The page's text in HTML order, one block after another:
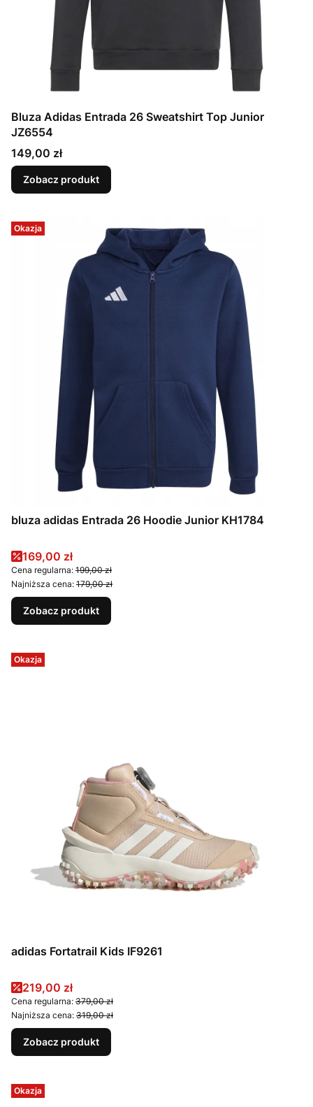
Bluza Adidas Entrada 26 Sweatshirt Top Junior
JZ6554
Cena
149,00 zł
Zobacz produkt
Okazja
bluza adidas Entrada 26 Hoodie Junior KH1784
Cena promocyjna
169,00 zł
Cena regularna: 199,00 zł
Najniższa cena: 179,00 zł
Zobacz produkt
Okazja
adidas Fortatrail Kids IF9261
Cena promocyjna
219,00 zł
Cena regularna: 379,00 zł
Najniższa cena: 319,00 zł
Zobacz produkt
Okazja